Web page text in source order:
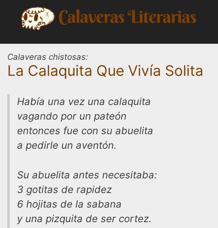
contenido
Calaveras chistosas:
La Calaquita Que Vivía Solita
Había una vez una calaquita
vagando por un pateón
entonces fue con su abuelita
a pedirle un aventón.
Su abuelita antes necesitaba:
3 gotitas de rapidez
6 hojitas de la sabana
y una pizquita de ser cortez.